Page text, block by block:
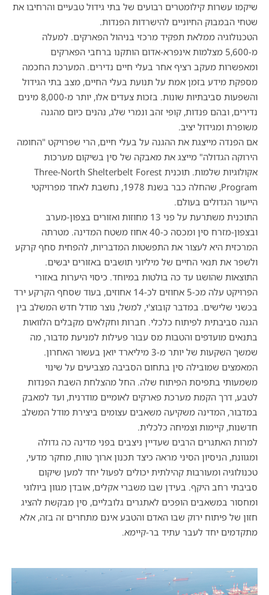
שיקמו עשרות קילומטרים רבועים של בתי גידול טבעיים והרחיבו את
שטחי הבמבוק החיוניים להישרדות הפנדות.
הטכנולוגיה ממלאת תפקיד מרכזי בניהול הפארקים. למעלה
מ-5,600 מצלמות אינפרא-אדום הותקנו ברחבי הפארקים
ומאפשרות מעקב רציף אחר בעלי חיים נדירים. המערכת החכמה
מספקת מידע בזמן אמת על תנועת בעלי החיים, מצב בתי הגידול
והשפעות סביבתיות שונות. בזכות צעדים אלו, יותר מ-8,000
מינים
נדירים, ובהם פנדות, קופי זהב ונמרי שלג, נהנים כיום מהגנה
משופרת ומגידול יציב.
אם הפנדה מייצגת את ההגנה על בעלי חיים, הרי שפרויקט "החומה
הירוקה הגדולה" מייצג את מאבקה של סין בשיקום מערכות
אקולוגיות שלמות. תוכנית Three-North Shelterbelt Forest
Program, שהחלה כבר בשנת 1978, נחשבת לאחד מפרויקטי
הייעור הגדולים בעולם.
התוכנית משתרעת על פני 13 מחוזות ואזורים בצפון-מערב
ובצפון-מזרח סין ומכסה כ-40 אחוז משטח המדינה. מטרתה
המרכזית היא לעצור את התפשטות המדבריות, להפחית סחף קרקע
ולשפר את תנאי החיים של מיליוני תושבים באזורים יבשים.
התוצאות שהושגו עד כה בולטות במיוחד. כיסוי היערות באזורי
הפרויקט עלה מכ-5 אחוזים לכ-14 אחוזים, בעוד שסחף הקרקע ירד
בכשני שלישים. במדבר קובוצ'י, למשל, נוצר מודל חדש המשלב בין
הגנה סביבתית לפיתוח כלכלי. חברות וחקלאים מקבלים הלוואות
בתנאים מועדפים והטבות מס עבור פעילות למניעת מדבור, מה
שמשך השקעות של יותר מ-3 מיליארד יואן בעשור האחרון.
המאמצים שמובילה סין בתחום הסביבה מצביעים על שינוי
משמעותי בתפיסת הפיתוח שלה. החל מהצלחת השבת הפנדות
לטבע, דרך הקמת מערכת פארקים לאומיים מודרנית, ועד למאבק
במדבור, המדינה משקיעה משאבים עצומים ביצירת מודל המשלב
חדשנות, קיימות וצמיחה כלכלית.
למרות האתגרים הרבים שעדיין ניצבים בפני מדינה כה גדולה
ומגוונת, הניסיון הסיני מראה כיצד תכנון ארוך טווח, מחקר מדעי,
טכנולוגיה ומעורבות קהילתית יכולים לפעול יחד למען שיקום
סביבתי רחב היקף. בעידן שבו משברי אקלים, אובדן מגוון ביולוגי
ומחסור במשאבים הופכים לאתגרים גלובליים, סין מבקשת להציג
חזון של פיתוח ירוק שבו האדם והטבע אינם מתחרים זה בזה, אלא
מתקדמים יחד לעבר עתיד בר-קיימא.